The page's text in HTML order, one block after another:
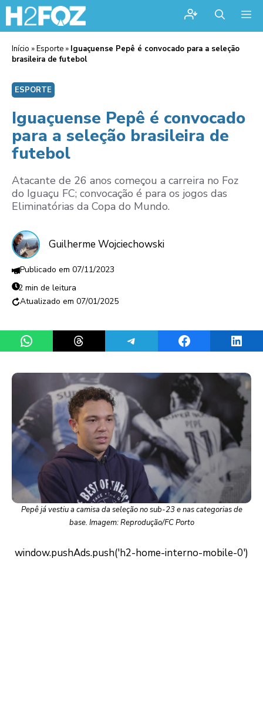
Início »Esporte » Iguaçuense Pepê é convocado para a seleção
brasileira de futebol
ESPORTE
Iguaçuense Pepê é convocado
para a seleção brasileira de
futebol
Atacante de 26 anos começou a carreira no Foz
do Iguaçu FC; convocação é para os jogos das
Eliminatórias da Copa do Mundo.
Guilherme Wojciechowski
07/11/2023
2 min de leitura
07/01/2025
Share on WhatsAppShare on ThreadsShare on TelegramShare on Facebook
Pepê já vestiu a camisa da seleção no sub-23 e nas categorias de
base. Imagem: Reprodução/FC Porto